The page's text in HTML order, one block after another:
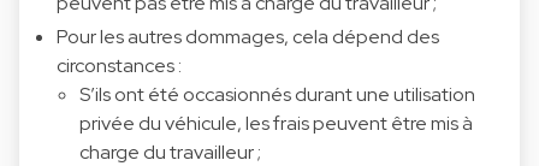
Pour les autres dommages, cela dépend des
circonstances :
S’ils ont été occasionnés durant une utilisation
privée du véhicule, les frais peuvent être mis à
charge du travailleur ;